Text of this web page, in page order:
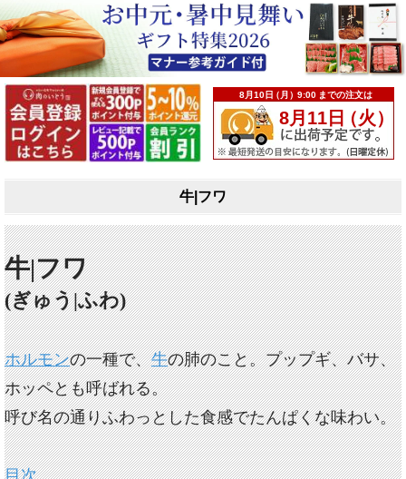
牛|フワ
牛|フワ
(ぎゅう|ふわ)
ホルモンの一種で、牛の肺のこと。プップギ、バサ、
ホッペとも呼ばれる。
呼び名の通りふわっとした食感でたんぱくな味わい。
目次